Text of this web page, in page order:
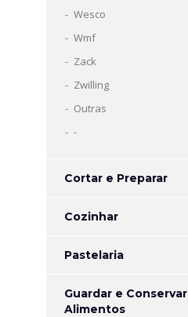
Wesco
Wmf
Zack
Zwilling
Outras
-
Cortar e Preparar
Cozinhar
Pastelaria
Guardar e Conservar
Alimentos